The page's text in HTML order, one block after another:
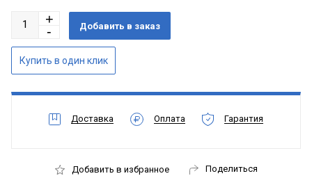
Доставка Оплата Гарантия
Добавить в избранное Поделиться